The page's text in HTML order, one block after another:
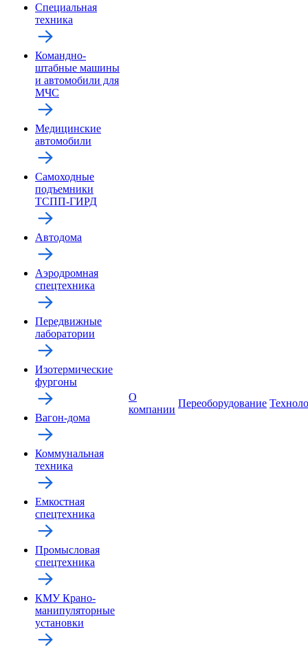
Специальная
техника
Командно-
штабные машины
и автомобили для
МЧС
Медицинские
автомобили
Самоходные
подъемники
ТСПП-ГИРД
Автодома
Аэродромная
спецтехника
Передвижные
лаборатории
Изотермические
фургоны
Вагон-дома
Коммунальная
техника
Емкостная
спецтехника
Промысловая
спецтехника
КМУ Крано-
манипуляторные
установки
О
компании
Переоборудование